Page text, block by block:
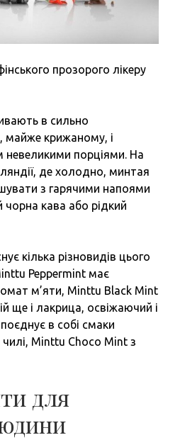
прозорого лікеру
в сильно
майже крижаному, і
невеликими порціями. На
де холодно, минтая
з гарячими напоями
кава або рідкий
кілька різновидів цього
Peppermint має
м’яти, Minttu Black Mint
ще і лакрица, освіжаючий і
в собі смаки
Minttu Choco Mint з
для